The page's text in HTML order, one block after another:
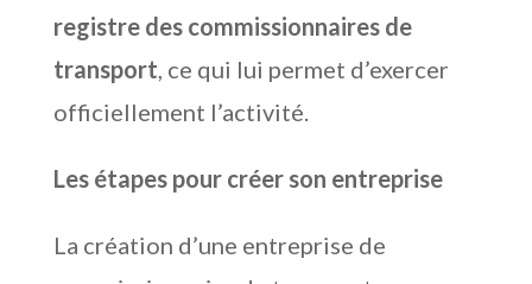
registre des commissionnaires de
transport, ce qui lui permet d’exercer
officiellement l’activité.
Les étapes pour créer son entreprise
La création d’une entreprise de